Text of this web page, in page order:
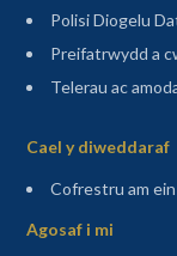
Polisi Diogelu
Preifatrwydd a
Telerau ac
Cael y diweddaraf
Cofrestru am
Agosaf i mi